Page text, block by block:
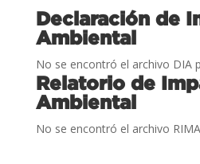
Declaración de
Ambiental
No se encontró el archivo DIA
Relatorio de
Ambiental
No se encontró el archivo